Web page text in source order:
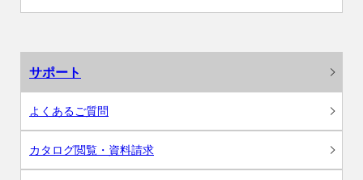
サポート
よくあるご質問
カタログ閲覧・資料請求